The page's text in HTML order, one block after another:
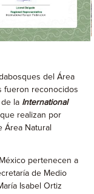
del Área
fueron reconocidos
la International
realizan por
Área Natural
pertenecen a
de Medio
Isabel Ortiz